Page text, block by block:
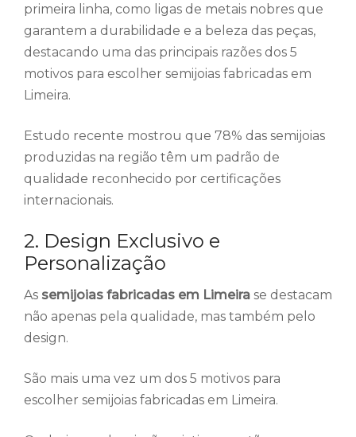
primeira linha, como ligas de metais nobres que
garantem a durabilidade e a beleza das peças,
destacando uma das principais razões dos 5
motivos para escolher semijoias fabricadas em
Limeira.
Estudo recente mostrou que 78% das semijoias
produzidas na região têm um padrão de
qualidade reconhecido por certificações
internacionais.
2. Design Exclusivo e
Personalização
As semijoias fabricadas em Limeira se destacam
não apenas pela qualidade, mas também pelo
design.
São mais uma vez um dos 5 motivos para
escolher semijoias fabricadas em Limeira.